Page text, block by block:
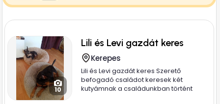
10
Lili és Levi gazdát keres
Kerepes
Lili és Levi gazdát keres Szerető
befogadó családot keresek két
kutyámnak a családunkban történt